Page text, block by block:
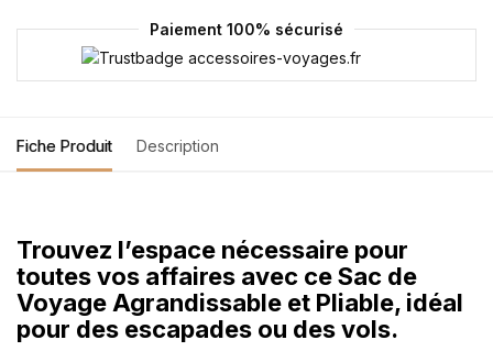
Paiement 100% sécurisé
Fiche Produit Description
Trouvez l’espace nécessaire pour
toutes vos affaires avec ce Sac de
Voyage Agrandissable et Pliable, idéal
pour des escapades ou des vols.